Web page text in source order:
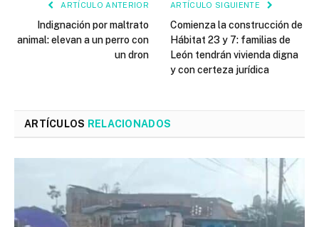
ARTÍCULO ANTERIOR
Indignación por maltrato
animal: elevan a un perro con
un dron
ARTÍCULO SIGUIENTE
Comienza la construcción de
Hábitat 23 y 7: familias de
León tendrán vivienda digna
y con certeza jurídica
ARTÍCULOS RELACIONADOS